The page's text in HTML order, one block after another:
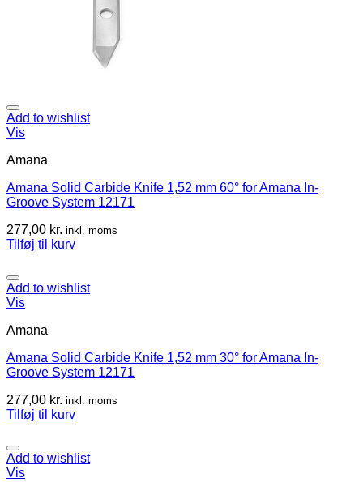
Add to wishlist
Vis
Amana
Amana Solid Carbide Knife 1,52 mm 60° for Amana In-
Groove System 12171
277,00 kr. inkl. moms
Tilføj til kurv
Add to wishlist
Vis
Amana
Amana Solid Carbide Knife 1,52 mm 30° for Amana In-
Groove System 12171
277,00 kr. inkl. moms
Tilføj til kurv
Add to wishlist
Vis